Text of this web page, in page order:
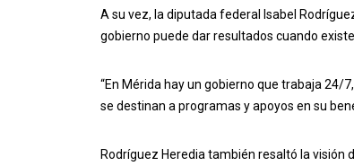
A su vez, la diputada federal Isabel
gobierno puede dar resultados cuando
“En Mérida hay un gobierno que trabaja 24/
se destinan a programas y apoyos en su
Rodríguez Heredia también resaltó la visión